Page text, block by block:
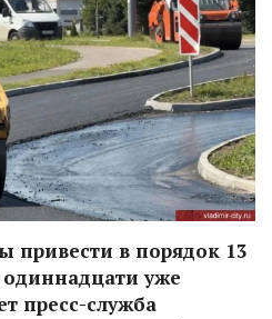
привести в порядок 13
уже
пресс-служба